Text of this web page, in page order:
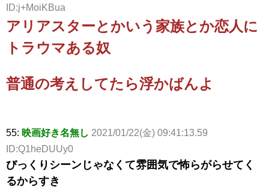
ID:j+MoiKBua
アリアスターとかいう家族とか恋人に
トラウマある奴
普通の考えしてたら浮かばんよ
55: 映画好き名無し 2021/01/22(金) 09:41:13.59
ID:Q1heDUUy0
びっくりシーンじゃなくて雰囲気で怖らがらせてく
るからすき